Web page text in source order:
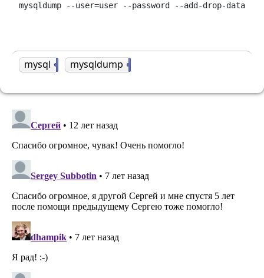
mysqldump --user=user --password --add-drop-
mysql mysqldump